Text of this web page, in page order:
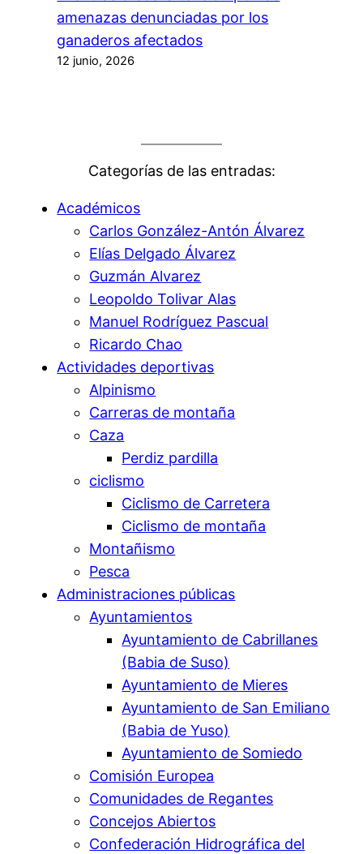
amenazas denunciadas por los
ganaderos afectados
12 junio, 2026
Categorías de las entradas:
Académicos
Carlos González-Antón Álvarez
Elías Delgado Álvarez
Guzmán Alvarez
Leopoldo Tolivar Alas
Manuel Rodríguez Pascual
Ricardo Chao
Actividades deportivas
Alpinismo
Carreras de montaña
Caza
Perdiz pardilla
ciclismo
Ciclismo de Carretera
Ciclismo de montaña
Montañismo
Pesca
Administraciones públicas
Ayuntamientos
Ayuntamiento de Cabrillanes
(Babia de Suso)
Ayuntamiento de Mieres
Ayuntamiento de San Emiliano
(Babia de Yuso)
Ayuntamiento de Somiedo
Comisión Europea
Comunidades de Regantes
Concejos Abiertos
Confederación Hidrográfica del